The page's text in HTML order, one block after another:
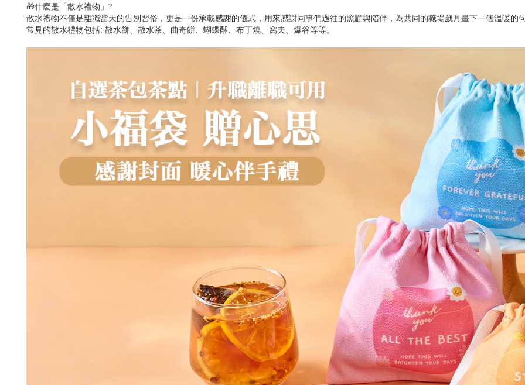
🎁什麼是「散水禮物」?
散水禮物不僅是離職當天的告別習俗，更是一份承載感謝的儀式，用來感謝同事們過往的照顧與陪伴，為共同的職場歲月畫下一個溫暖的
常見的散水禮物包括: 散水餅、散水茶、曲奇餅、蝴蝶酥、布丁燒、窩夫、爆谷等等。